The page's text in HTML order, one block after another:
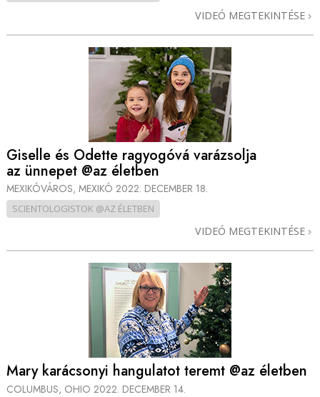
VIDEÓ MEGTEKINTÉSE
Giselle és Odette ragyogóvá varázsolja
az ünnepet @az életben
MEXIKÓVÁROS, MEXIKÓ 2022. DECEMBER 18.
SCIENTOLOGISTOK @AZ ÉLETBEN
VIDEÓ MEGTEKINTÉSE
Mary karácsonyi hangulatot teremt @az életben
COLUMBUS, OHIO 2022. DECEMBER 14.